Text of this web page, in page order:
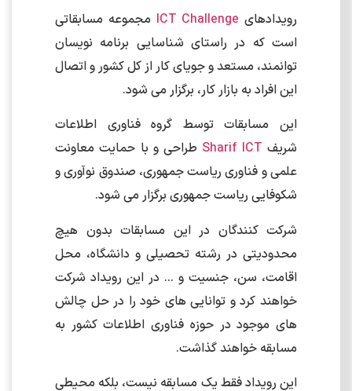
رویدادهای ICT Challenge مجموعه مسابقاتی
است که در راستای شناسایی برنامه نویسان
توانمند، مستعد و جویای کار از کل کشور و اتصال
این افراد به بازار کار، برگزار می شود.
این مسابقات توسط گروه فناوری اطلاعات
شریف Sharif ICT طراحی و با حمایت معاونت
علمی و فناوری ریاست جمهوری، صندوق نوآوری و
شکوفایی ریاست جمهوری برگزار می شود.
شرکت کنندگان در این مسابقات بدون هیچ
محدودیتی در رشته تحصیلی و دانشگاه، محل
اقامت، سن، جنسیت و … در این رویداد شرکت
خواهند کرد و توانایی های خود را در حل چالش
های موجود در حوزه فناوری اطلاعات کشور به
مسابقه خواهند گذاشت.
این رویداد فقط یک مسابقه نیست، بلکه محیطی